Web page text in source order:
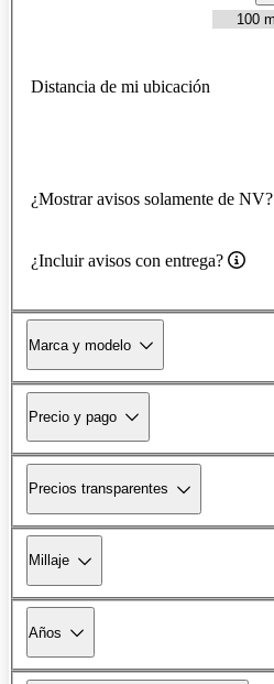
Distancia de mi ubicación
¿Mostrar avisos solamente de NV?
¿Incluir avisos con entrega?
Marca y modelo
Precio y pago
Precios transparentes
Millaje
Años